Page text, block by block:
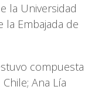
la Universidad
la Embajada de
compuesta
Ana Lía